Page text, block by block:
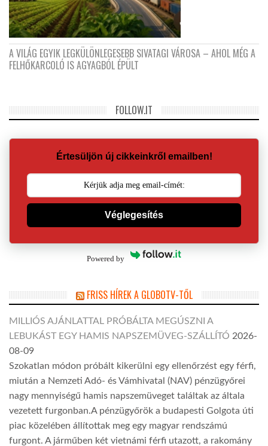
A VILÁG EGYIK LEGKÜLÖNLEGESEBB SIVATAGI VÁROSA – AHOL MÉG A
FELHŐKARCOLÓ IS AGYAGBÓL ÉPÜLT
FOLLOW.IT
Értesüljön új cikkeinkről emailben!
Véglegesítés
Powered by
FRISS HÍREK A GLOBOTV-TŐL
MILLIÓS AJÁNLATTAL PRÓBÁLTA MEGÚSZNI A
LEBUKÁST EGY HAMIS NAPSZEMÜVEG-SZÁLLÍTÓ 2026-
08-09
Szokatlan módon próbált kikerülni egy ellenőrzést egy férfi,
miután a Nemzeti Adó- és Vámhivatal (NAV) pénzügyőrei
nagy mennyiségű hamis napszemüveget találtak az általa
vezetett furgonban.A pénzügyőrök a budapesti Golgota úti
piac közelében állítottak meg egy magyar rendszámú
furgont. A járműben két vietnámi férfi utazott, a rakomány